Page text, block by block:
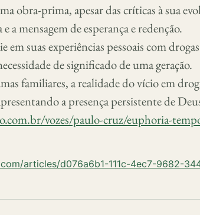
obra-prima, apesar das críticas à sua
mensagem de esperança e redenção.
em suas experiências pessoais com
de significado de uma geração.
familiares, a realidade do vício em
a presença persistente de
vozes/paulo-cruz/euphoria-
articles/d076a6b1-111c-4ec7-9682-